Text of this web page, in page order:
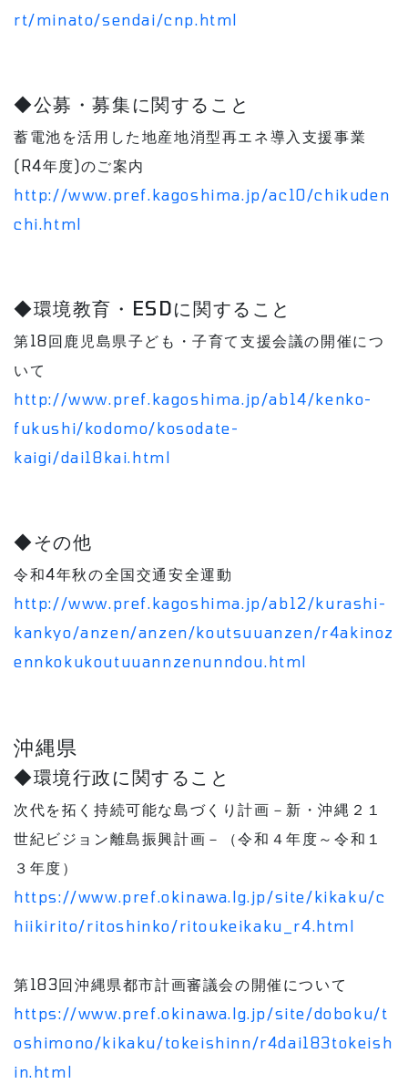
rt/minato/sendai/cnp.html
◆公募・募集に関すること
蓄電池を活用した地産地消型再エネ導入支援事業
(R4年度)のご案内
http://www.pref.kagoshima.jp/ac10/chikuden
chi.html
◆環境教育・ESDに関すること
第18回鹿児島県子ども・子育て支援会議の開催につ
いて
http://www.pref.kagoshima.jp/ab14/kenko-
fukushi/kodomo/kosodate-
kaigi/dai18kai.html
◆その他
令和4年秋の全国交通安全運動
http://www.pref.kagoshima.jp/ab12/kurashi-
kankyo/anzen/anzen/koutsuuanzen/r4akinoz
ennkokukoutuuannzenunndou.html
沖縄県
◆環境行政に関すること
次代を拓く持続可能な島づくり計画－新・沖縄２１
世紀ビジョン離島振興計画－（令和４年度～令和１
３年度）
https://www.pref.okinawa.lg.jp/site/kikaku/c
hiikirito/ritoshinko/ritoukeikaku_r4.html
第183回沖縄県都市計画審議会の開催について
https://www.pref.okinawa.lg.jp/site/doboku/t
oshimono/kikaku/tokeishinn/r4dai183tokeish
in.html